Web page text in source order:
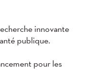
innovante
publique.
pour les